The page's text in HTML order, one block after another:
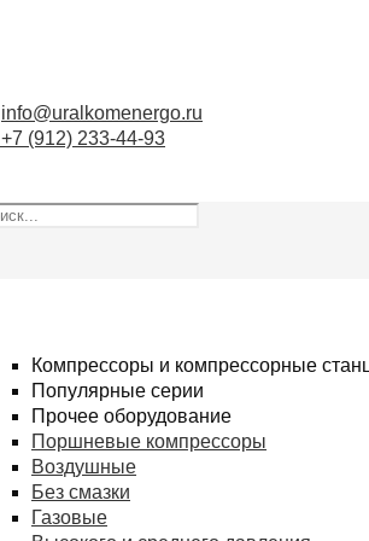
info@uralkomenergo.ru
+7 (912) 233-44-93
Компрессоры и компрессорные
Популярные серии
Прочее оборудование
Поршневые компрессоры
Воздушные
Без смазки
Газовые